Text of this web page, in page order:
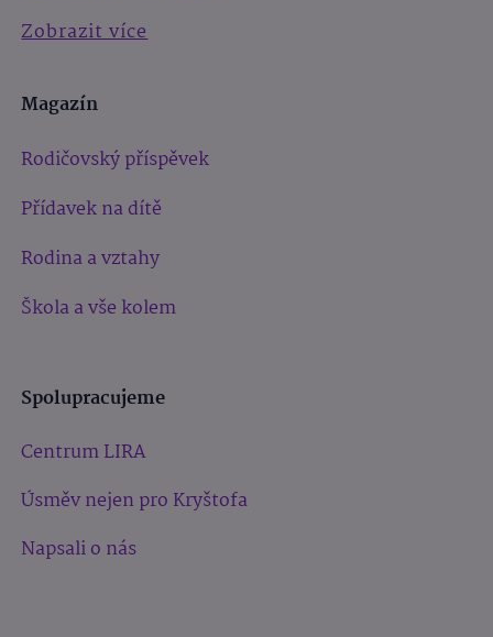
Zobrazit více
Magazín
Rodičovský příspěvek
Přídavek na dítě
Rodina a vztahy
Škola a vše kolem
Spolupracujeme
Centrum LIRA
Úsměv nejen pro Kryštofa
Napsali o nás